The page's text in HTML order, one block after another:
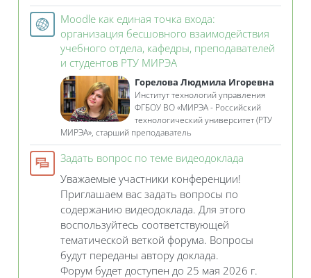
Moodle как единая точка входа:
организация бесшовного взаимодействия
учебного отдела, кафедры, преподавателей
и студентов РТУ МИРЭА
Горелова Людмила Игоревна
Институт технологий управления
ФГБОУ ВО «МИРЭА - Российский
технологический университет (РТУ
МИРЭА», старший преподаватель
Задать вопрос по теме видеодоклада
Уважаемые участники конференции!
Приглашаем вас задать вопросы по
содержанию видеодоклада. Для этого
воспользуйтесь соответствующей
тематической веткой форума. Вопросы
будут переданы автору доклада.
Форум будет доступен до 25 мая 2026 г.